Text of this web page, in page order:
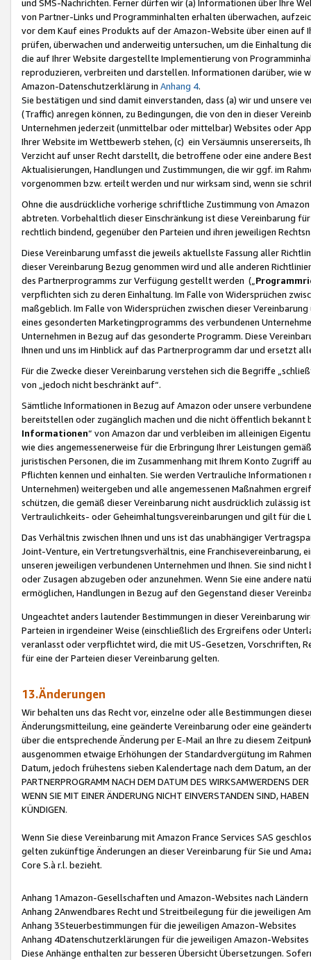
und SMS-Nachrichten. Ferner dürfen wir (a) Informationen über Ihre
von Partner-Links und Programminhalten erhalten überwachen,
vor dem Kauf eines Produkts auf der Amazon-Website über einen
prüfen, überwachen und anderweitig untersuchen, um die Einhaltung
die auf Ihrer Website dargestellte Implementierung von
reproduzieren, verbreiten und darstellen. Informationen darüber, wie
Amazon-Datenschutzerklärung in Anhang 4.
Sie bestätigen und sind damit einverstanden, dass (a) wir und
(Traffic) anregen können, zu Bedingungen, die von den in dieser
Unternehmen jederzeit (unmittelbar oder mittelbar) Websites oder
Ihrer Website im Wettbewerb stehen, (c) ein Versäumnis unsererseits,
Verzicht auf unser Recht darstellt, die betroffene oder eine andere
Aktualisierungen, Handlungen und Zustimmungen, die wir ggf. im
vorgenommen bzw. erteilt werden und nur wirksam sind, wenn sie
Ohne die ausdrückliche vorherige schriftliche Zustimmung von
abtreten. Vorbehaltlich dieser Einschränkung ist diese Vereinbarung
rechtlich bindend, gegenüber den Parteien und ihren jeweiligen
Diese Vereinbarung umfasst die jeweils aktuellste Fassung aller
dieser Vereinbarung Bezug genommen wird und alle anderen
des Partnerprogramms zur Verfügung gestellt werden („
verpflichten sich zu deren Einhaltung. Im Falle von Widersprüchen
maßgeblich. Im Falle von Widersprüchen zwischen dieser
eines gesonderten Marketingprogramms des verbundenen
Unternehmen in Bezug auf das gesonderte Programm. Diese
Ihnen und uns im Hinblick auf das Partnerprogramm dar und ersetzt
Für die Zwecke dieser Vereinbarung verstehen sich die Begriffe
von „jedoch nicht beschränkt auf“.
Sämtliche Informationen in Bezug auf Amazon oder unsere
bereitstellen oder zugänglich machen und die nicht öffentlich
Informationen“ von Amazon dar und verbleiben im alleinigen
wie dies angemessenerweise für die Erbringung Ihrer Leistungen
juristischen Personen, die im Zusammenhang mit Ihrem Konto
Pflichten kennen und einhalten. Sie werden Vertrauliche
Unternehmen) weitergeben und alle angemessenen Maßnahmen
schützen, die gemäß dieser Vereinbarung nicht ausdrücklich zulässig
Vertraulichkeits- oder Geheimhaltungsvereinbarungen und gilt für die
Das Verhältnis zwischen Ihnen und uns ist das unabhängiger
Joint-Venture, ein Vertretungsverhältnis, eine Franchisevereinbarung,
unseren jeweiligen verbundenen Unternehmen und Ihnen. Sie sind
oder Zusagen abzugeben oder anzunehmen. Wenn Sie eine andere
ermöglichen, Handlungen in Bezug auf den Gegenstand dieser
Ungeachtet anders lautender Bestimmungen in dieser Vereinbarung
Parteien in irgendeiner Weise (einschließlich des Ergreifens oder
veranlasst oder verpflichtet wird, die mit US-Gesetzen, Vorschriften,
für eine der Parteien dieser Vereinbarung gelten.
13.Änderungen
Wir behalten uns das Recht vor, einzelne oder alle Bestimmungen
Änderungsmitteilung, eine geänderte Vereinbarung oder eine
über die entsprechende Änderung per E-Mail an Ihre zu diesem
ausgenommen etwaige Erhöhungen der Standardvergütung im
Datum, jedoch frühestens sieben Kalendertage nach dem Datum, an
PARTNERPROGRAMM NACH DEM DATUM DES WIRKSAMWERDENS
WENN SIE MIT EINER ÄNDERUNG NICHT EINVERSTANDEN SIND,
KÜNDIGEN.
Wenn Sie diese Vereinbarung mit Amazon France Services SAS
gelten zukünftige Änderungen an dieser Vereinbarung für Sie und
Core S.à r.l. bezieht.
Anhang 1Amazon-Gesellschaften und Amazon-Websites nach Ländern
Anhang 2Anwendbares Recht und Streitbeilegung für die jeweiligen
Anhang 3Steuerbestimmungen für die jeweiligen Amazon-Websites
Anhang 4Datenschutzerklärungen für die jeweiligen Amazon-Websites
Diese Anhänge enthalten zur besseren Übersicht Übersetzungen.